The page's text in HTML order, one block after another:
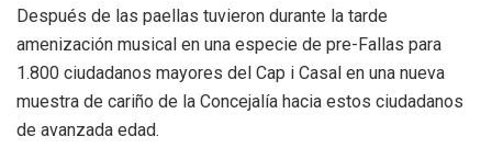
Después de las paellas tuvieron durante la tarde
amenización musical en una especie de pre-Fallas para
1.800 ciudadanos mayores del Cap i Casal en una nueva
muestra de cariño de la Concejalía hacia estos ciudadanos
de avanzada edad.